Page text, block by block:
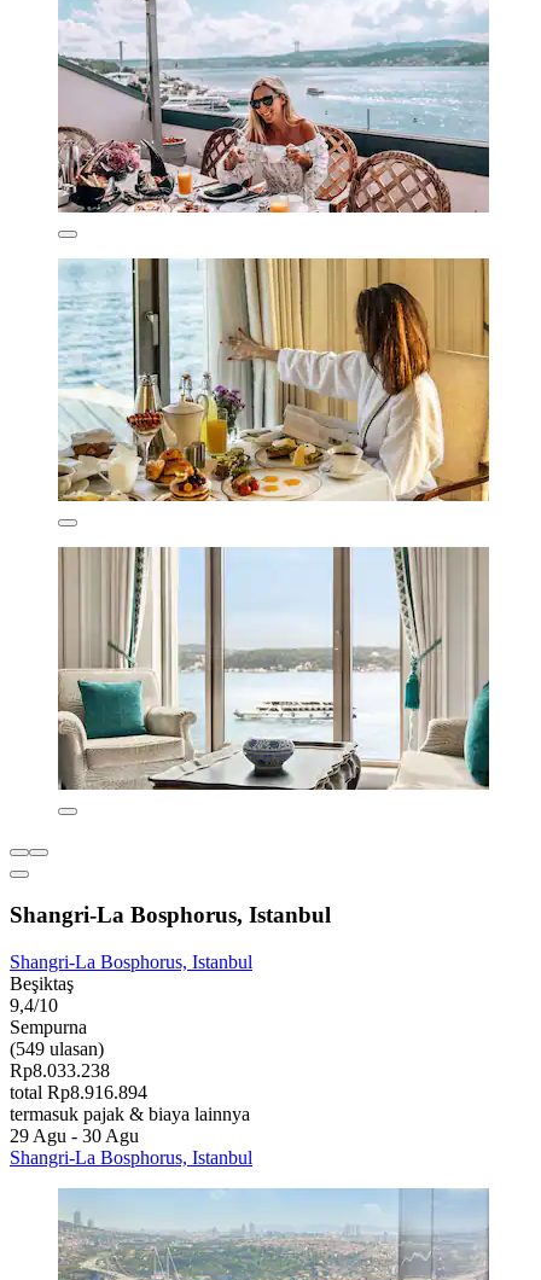
Shangri-La Bosphorus, Istanbul
Shangri-La Bosphorus, Istanbul
Beşiktaş
9,4/10
Sempurna
(549 ulasan)
Rp8.033.238
total Rp8.916.894
termasuk pajak & biaya lainnya
29 Agu - 30 Agu
Shangri-La Bosphorus, Istanbul